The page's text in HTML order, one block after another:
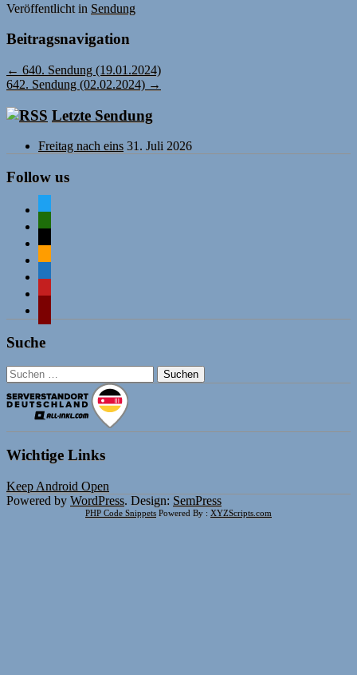
Veröffentlicht in Sendung
Beitragsnavigation
← 640. Sendung (19.01.2024)
642. Sendung (02.02.2024) →
Letzte Sendung
Freitag nach eins 31. Juli 2026
Follow us
Suche
Suchen
nach:
Wichtige Links
Keep Android Open
Powered by WordPress. Design: SemPress
PHP Code Snippets Powered By : XYZScripts.com